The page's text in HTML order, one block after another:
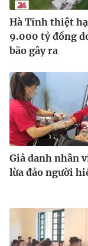
Ðiện thoại Thời báo
Email:
Liên hệ quảng cáo:
® Cấm sao chép
thuận bằng văn
thông tin từ
Hà Tĩnh thiệt
9.000 tỷ đồng
bão gây ra
Giả danh nhân
lừa đảo người